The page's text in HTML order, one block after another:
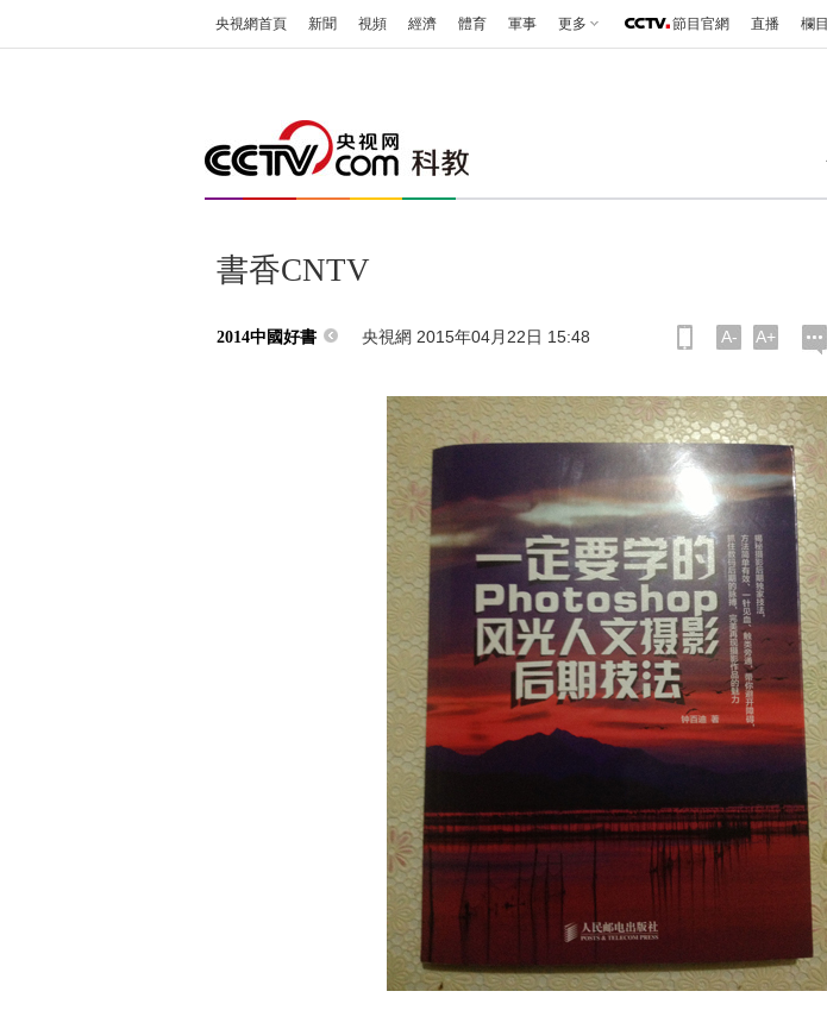
央視網首頁 新聞 視頻 經濟 體育 軍事 更多 節目官網 直播 欄目
書香CNTV
2014中國好書 央視網 2015年04月22日 15:48 A- A+